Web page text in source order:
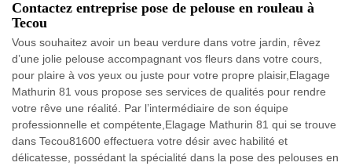
Contactez entreprise pose de pelouse en rouleau à
Tecou
Vous souhaitez avoir un beau verdure dans votre jardin, rêvez
d’une jolie pelouse accompagnant vos fleurs dans votre cours,
pour plaire à vos yeux ou juste pour votre propre plaisir,Elagage
Mathurin 81 vous propose ses services de qualités pour rendre
votre rêve une réalité. Par l’intermédiaire de son équipe
professionnelle et compétente,Elagage Mathurin 81 qui se trouve
dans Tecou81600 effectuera votre désir avec habilité et
délicatesse, possédant la spécialité dans la pose des pelouses en